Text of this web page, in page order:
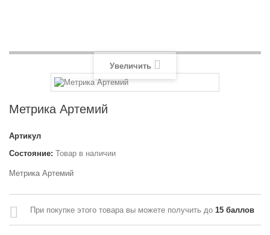
Увеличить
Метрика Артемий
Артикул
Состояние: Товар в наличии
Метрика Артемий
При покупке этого товара вы можете получить до 15 баллов